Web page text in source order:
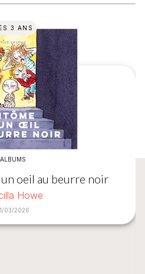
3 ANS
ALBUMS
oeil au beurre noir
Howe
03/2026